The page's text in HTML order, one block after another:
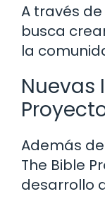
A través
busca
la
Nuevas
Además
The Bible
desarrollo